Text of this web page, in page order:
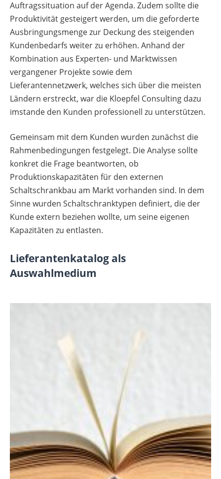
Auftragssituation auf der Agenda. Zudem sollte die
Produktivität gesteigert werden, um die geforderte
Ausbringungsmenge zur Deckung des steigenden
Kundenbedarfs weiter zu erhöhen. Anhand der
Kombination aus Experten- und Marktwissen
vergangener Projekte sowie dem
Lieferantennetzwerk, welches sich über die meisten
Ländern erstreckt, war die Kloepfel Consulting dazu
imstande den Kunden professionell zu unterstützen.
Gemeinsam mit dem Kunden wurden zunächst die
Rahmenbedingungen festgelegt. Die Analyse sollte
konkret die Frage beantworten, ob
Produktionskapazitäten für den externen
Schaltschrankbau am Markt vorhanden sind. In dem
Sinne wurden Schaltschranktypen definiert, die der
Kunde extern beziehen wollte, um seine eigenen
Kapazitäten zu entlasten.
Lieferantenkatalog als
Auswahlmedium